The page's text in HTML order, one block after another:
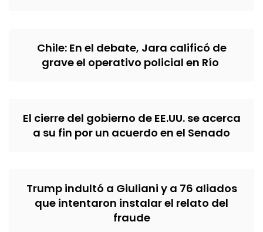
Chile: En el debate, Jara calificó de
grave el operativo policial en Río
El cierre del gobierno de EE.UU. se acerca
a su fin por un acuerdo en el Senado
Trump indultó a Giuliani y a 76 aliados
que intentaron instalar el relato del
fraude